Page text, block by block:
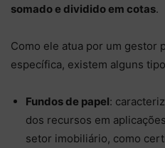
somado e dividido em cotas.
Como ele atua por um gestor
específica, existem alguns
Fundos de papel:
dos recursos em
setor imobiliário, como